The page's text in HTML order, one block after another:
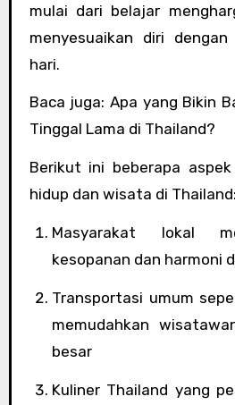
mulai dari belajar
menyesuaikan diri
hari.
Baca juga: Apa yang Bikin
Tinggal Lama di Thailand?
Berikut ini beberapa
hidup dan wisata di Thailand:
Masyarakat lokal menjunjung tinggi
kesopanan dan harmoni
Transportasi umum seperti BTS di Bangkok
memudahkan
besar
Kuliner Thailand yang pedas dan kaya rasa